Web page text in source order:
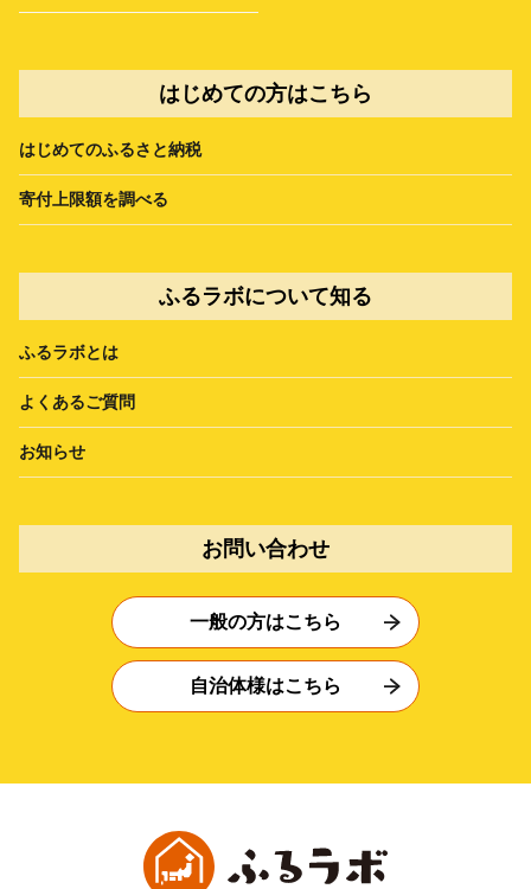
はじめての方はこちら
はじめてのふるさと納税
寄付上限額を調べる
ふるラボについて知る
ふるラボとは
よくあるご質問
お知らせ
お問い合わせ
一般の方はこちら
自治体様はこちら